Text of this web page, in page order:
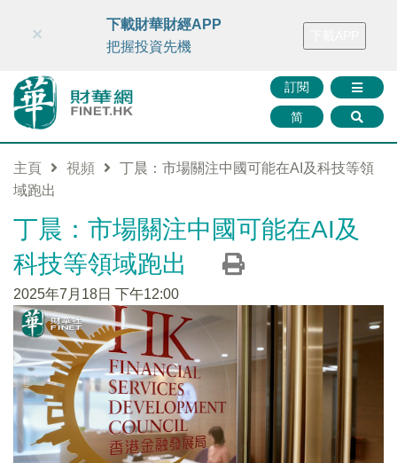
財華智庫網 FINTV FINMETA 財華證券 媒體矩陣
訂閱
简
×
下載財華財經APP
把握投資先機
主頁 視頻
丁晨：市場關注中國可能在AI及科技等領
域跑出
丁晨：市場關注中國可能在AI及
科技等領域跑出
2025年7月18日 下午12:00